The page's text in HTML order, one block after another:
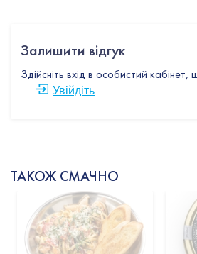
Залишити відгук
Здійсніть вхід в особистий
Увійдіть
ТАКОЖ СМАЧНО